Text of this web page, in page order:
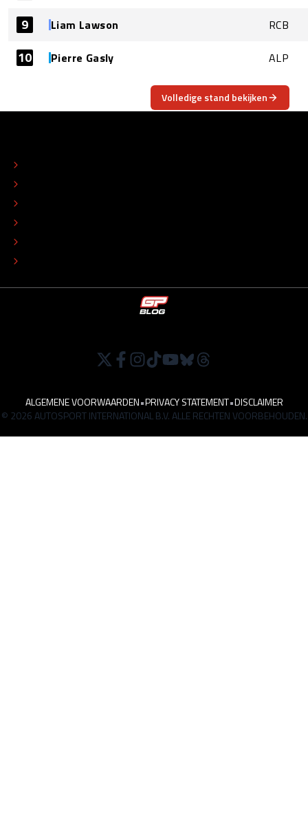
9 Liam Lawson RCB
10 Pierre Gasly ALP
Volledige stand bekijken
ALGEMENE VOORWAARDEN•PRIVACY STATEMENT•DISCLAIMER
© 2026 AUTOSPORT INTERNATIONAL B.V. ALLE RECHTEN VOORBEHOUDEN.